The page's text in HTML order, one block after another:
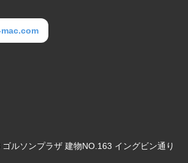
ルソンプラザ 建物NO.163 イングビン通り